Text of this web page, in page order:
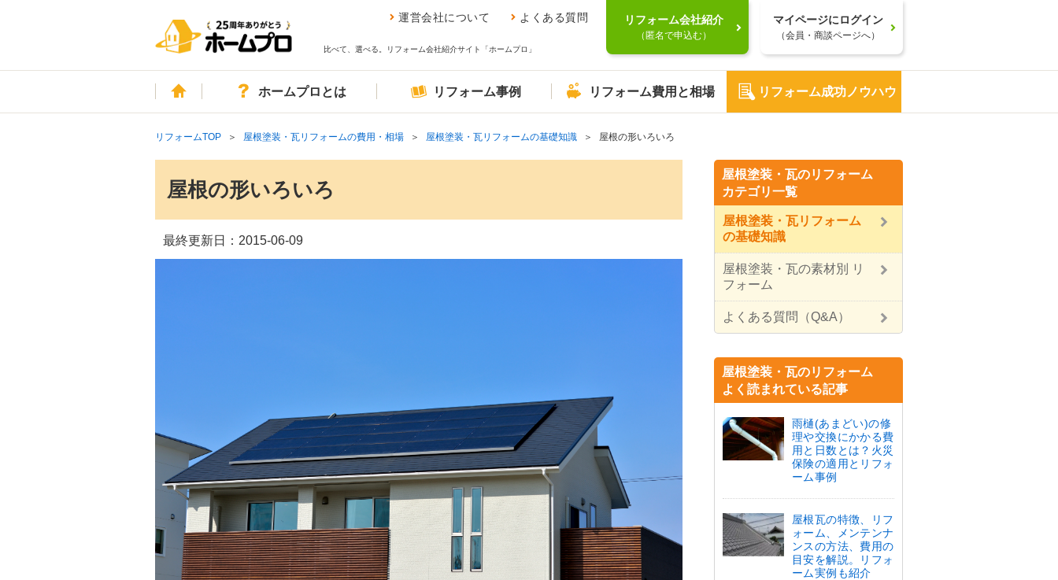
運営会社について よくある質問
比べて、選べる。リフォーム会社紹介サイト「ホームプロ」
リフォーム会社紹介
（匿名で申込む）
マイページにログイン
（会員・商談ページへ）
ホームホームプロとは リフォーム事例 リフォーム費用と相場 リフォーム成功ノウハウ
リフォームTOP 屋根塗装・瓦リフォームの費用・相場 屋根塗装・瓦リフォームの基礎知識 屋根の形いろいろ
屋根の形いろいろ
最終更新日： 2015-06-09
屋根塗装・瓦のリフォーム
カテゴリ一覧
屋根塗装・瓦リフォーム
の基礎知識
屋根塗装・瓦の素材別 リ
フォーム
よくある質問（Q&A）
屋根塗装・瓦のリフォーム
よく読まれている記事
雨樋(あまどい)の修
理や交換にかかる費
用と日数とは？火災
保険の適用とリフォ
ーム事例
屋根瓦の特徴、リフ
ォーム、メンテンナ
ンスの方法、費用の
目安を解説。リフォ
ーム実例も紹介